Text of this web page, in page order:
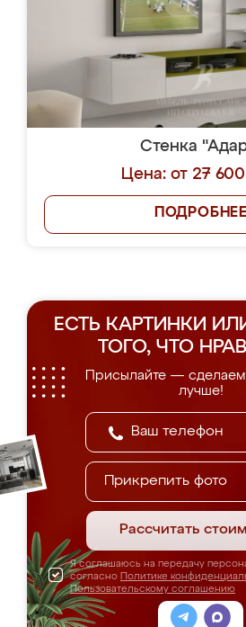
Стенка
Цена: от 27
ПОДРОБНЕЕ
ЕСТЬ КАРТИНКИ
ТОГО, ЧТО
Присылайте —
лучше!
Прикрепить фото
Рассчитать
Я соглашаюсь на передачу
согласно Политике
Пользовательскому соглашению